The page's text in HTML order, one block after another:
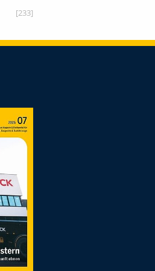
[233]